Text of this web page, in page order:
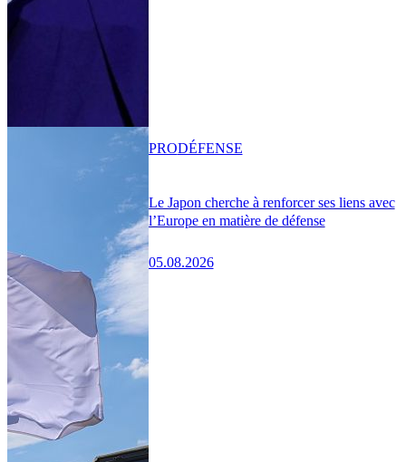
Le Japon cherche à renforcer ses liens avec
l’Europe en matière de défense
05.08.2026
PRODÉFENSE